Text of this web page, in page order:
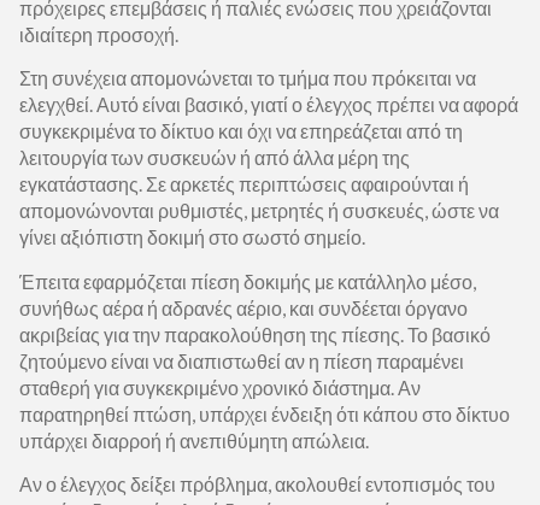
πρόχειρες επεμβάσεις ή παλιές ενώσεις που χρειάζονται
ιδιαίτερη προσοχή.
Στη συνέχεια απομονώνεται το τμήμα που πρόκειται να
ελεγχθεί. Αυτό είναι βασικό, γιατί ο έλεγχος πρέπει να αφορά
συγκεκριμένα το δίκτυο και όχι να επηρεάζεται από τη
λειτουργία των συσκευών ή από άλλα μέρη της
εγκατάστασης. Σε αρκετές περιπτώσεις αφαιρούνται ή
απομονώνονται ρυθμιστές, μετρητές ή συσκευές, ώστε να
γίνει αξιόπιστη δοκιμή στο σωστό σημείο.
Έπειτα εφαρμόζεται πίεση δοκιμής με κατάλληλο μέσο,
συνήθως αέρα ή αδρανές αέριο, και συνδέεται όργανο
ακριβείας για την παρακολούθηση της πίεσης. Το βασικό
ζητούμενο είναι να διαπιστωθεί αν η πίεση παραμένει
σταθερή για συγκεκριμένο χρονικό διάστημα. Αν
παρατηρηθεί πτώση, υπάρχει ένδειξη ότι κάπου στο δίκτυο
υπάρχει διαρροή ή ανεπιθύμητη απώλεια.
Αν ο έλεγχος δείξει πρόβλημα, ακολουθεί εντοπισμός του